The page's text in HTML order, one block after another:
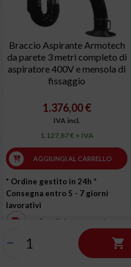

Braccio Aspirante Armotech
da parete 3 metri completo di
aspiratore 400V e mensola di
fissaggio
1.376,00 €
IVA incl.
1.127,87 € + IVA
AGGIUNGI AL CARRELLO
* Ordine gestito in 24h *
Consegna entro 5 - 7 giorni
lavorativi
Spedizione gratuita
Pagamento da 3 a 18
rate con PAGOLIGHT!